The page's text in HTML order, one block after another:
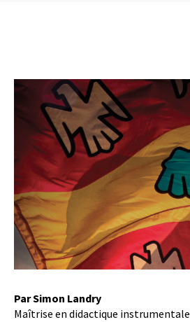
Par Simon Landry
Maîtrise en didactique instrumentale